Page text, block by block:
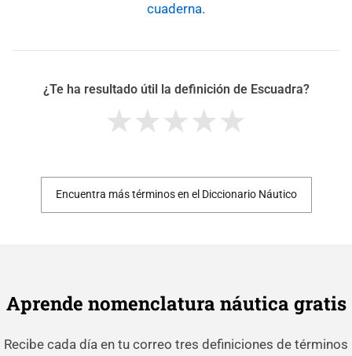
cuaderna.
¿Te ha resultado útil la definición de Escuadra?
Encuentra más términos en el Diccionario Náutico
Aprende nomenclatura náutica gratis
Recibe cada día en tu correo tres definiciones de términos